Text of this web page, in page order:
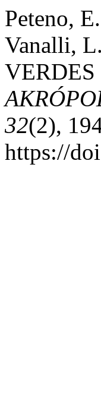
Peteno,
Vanalli,
32(2),
https://